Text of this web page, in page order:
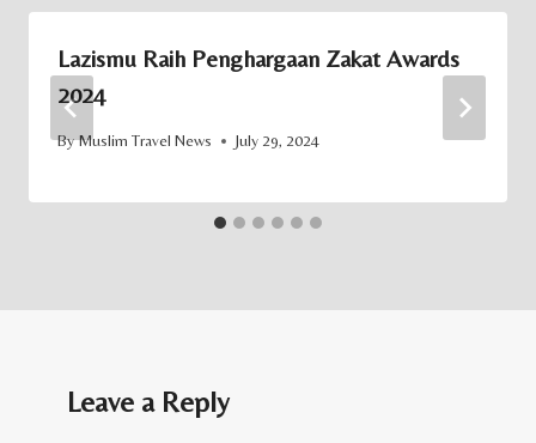
Lazismu Raih Penghargaan Zakat Awards
2024
ByMuslim Travel News July 29, 2024
Leave a Reply